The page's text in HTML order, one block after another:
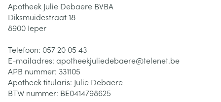
Apotheek Julie Debaere BVBA
Diksmuidestraat 18
8900 Ieper
Telefoon: 057 20 05 43
E-mailadres: apotheekjuliedebaere@telenet.be
APB nummer: 331105
Apotheek titularis: Julie Debaere
BTW nummer: BE0414798625